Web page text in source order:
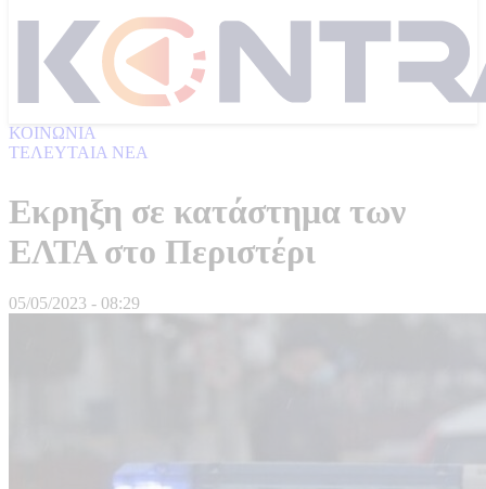
ΚΟΙΝΩΝΙΑ
ΤΕΛΕΥΤΑΙΑ ΝΕΑ
Εκρηξη σε κατάστημα των
ΕΛΤΑ στο Περιστέρι
05/05/2023 - 08:29